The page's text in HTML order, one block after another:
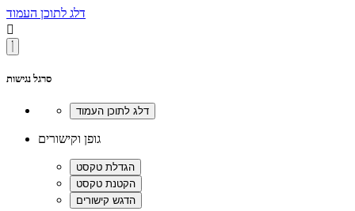
דלג לתוכן העמוד

סרגל נגישות
גופן וקישורים